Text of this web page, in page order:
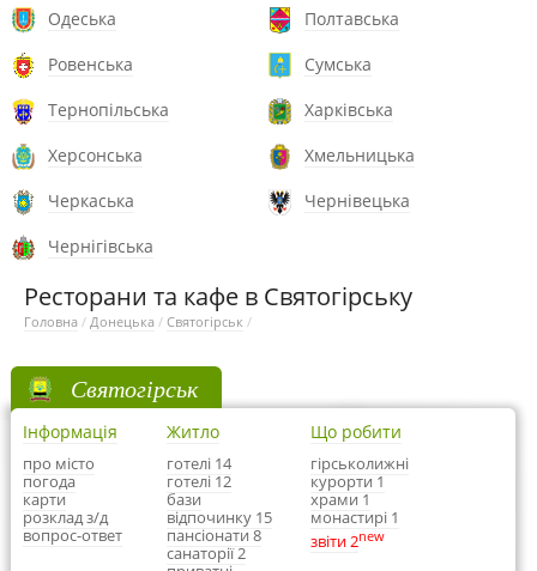
Одеська
Полтавська
Ровенська
Сумська
Тернопільська
Харківська
Херсонська
Хмельницька
Черкаська
Чернівецька
Чернігівська
Ресторани та кафе в Святогірську
Головна / Донецька / Святогірськ /
Святогірськ
Інформація
про місто
погода
карти
розклад з/д
вопрос-ответ
Житло
готелі 14
готелі 12
бази
відпочинку 15
пансіонати 8
санаторії 2
Що робити
гірськолижні
курорти 1
храми 1
монастирі 1
звіти 2new